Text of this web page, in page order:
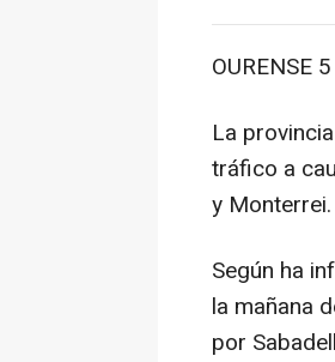
OURENSE
La
tráfico a
y
Según ha
la mañana
por